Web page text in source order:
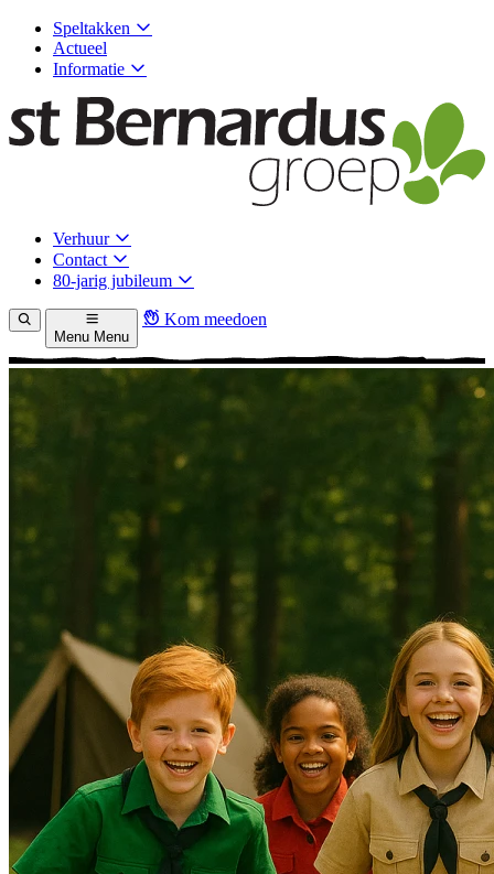
Speltakken
Actueel
Informatie
Verhuur
Contact
80-jarig jubileum
Menu Menu
Kom meedoen